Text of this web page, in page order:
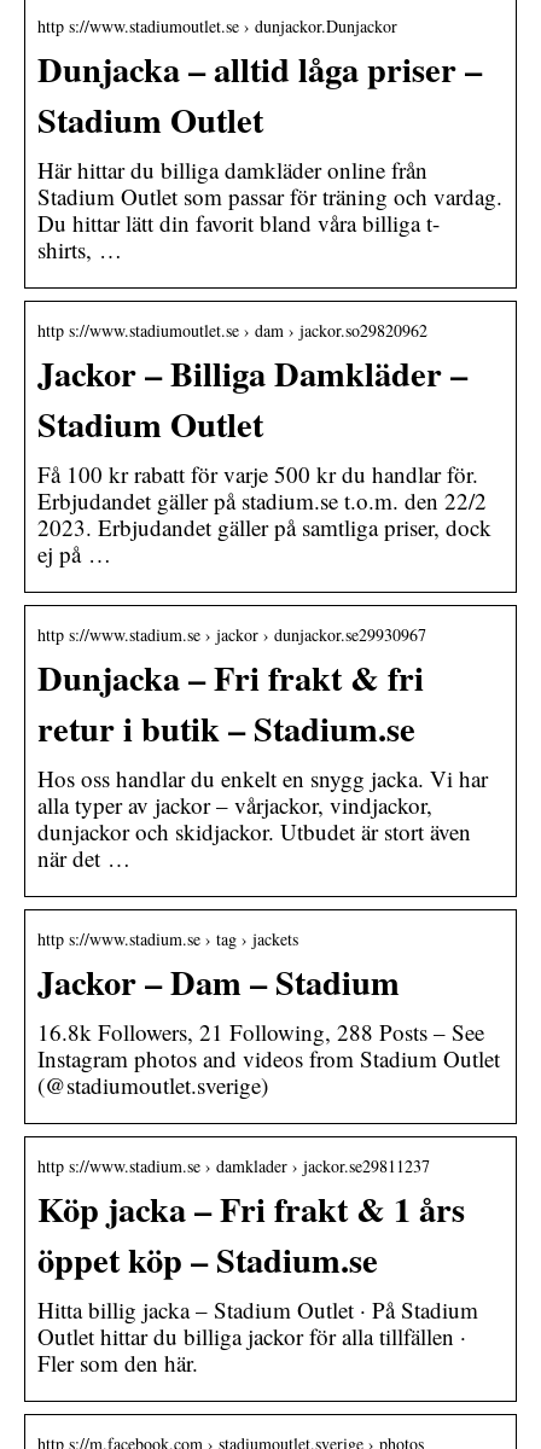
http s://www.stadiumoutlet.se › dunjackor.Dunjackor
Dunjacka – alltid låga priser –
Stadium Outlet
Här hittar du billiga damkläder online från
Stadium Outlet som passar för träning och vardag.
Du hittar lätt din favorit bland våra billiga t-
shirts, …
http s://www.stadiumoutlet.se › dam › jackor.so29820962
Jackor – Billiga Damkläder –
Stadium Outlet
Få 100 kr rabatt för varje 500 kr du handlar för.
Erbjudandet gäller på stadium.se t.o.m. den 22/2
2023. Erbjudandet gäller på samtliga priser, dock
ej på …
http s://www.stadium.se › jackor › dunjackor.se29930967
Dunjacka – Fri frakt & fri
retur i butik – Stadium.se
Hos oss handlar du enkelt en snygg jacka. Vi har
alla typer av jackor – vårjackor, vindjackor,
dunjackor och skidjackor. Utbudet är stort även
när det …
http s://www.stadium.se › tag › jackets
Jackor – Dam – Stadium
16.8k Followers, 21 Following, 288 Posts – See
Instagram photos and videos from Stadium Outlet
(@stadiumoutlet.sverige)
http s://www.stadium.se › damklader › jackor.se29811237
Köp jacka – Fri frakt & 1 års
öppet köp – Stadium.se
Hitta billig jacka – Stadium Outlet · På Stadium
Outlet hittar du billiga jackor för alla tillfällen ·
Fler som den här.
http s://m.facebook.com › stadiumoutlet.sverige › photos